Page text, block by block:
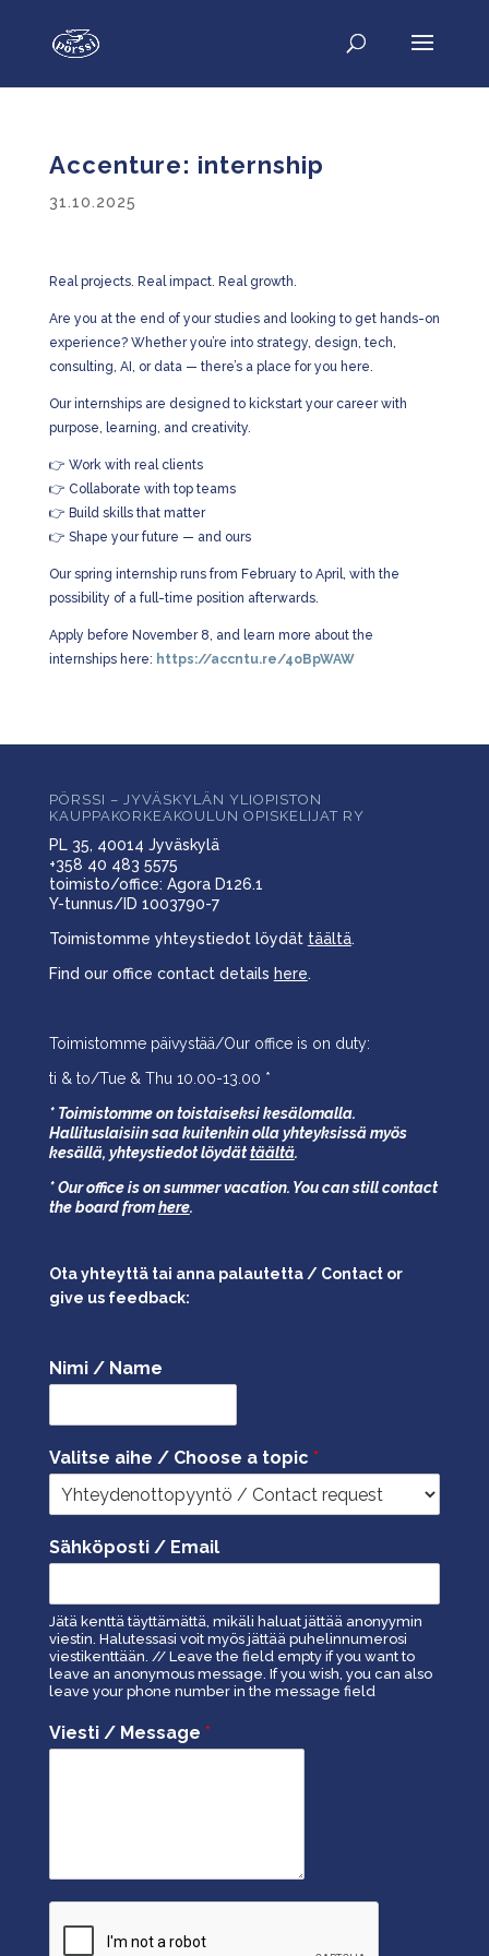
Accenture: internship
31.10.2025
Real projects. Real impact. Real growth.
Are you at the end of your studies and looking to get hands-on
experience? Whether you’re into strategy, design, tech,
consulting, AI, or data — there’s a place for you here.
Our internships are designed to kickstart your career with
purpose, learning, and creativity.
👉 Work with real clients
👉 Collaborate with top teams
👉 Build skills that matter
👉 Shape your future — and ours
Our spring internship runs from February to April, with the
possibility of a full-time position afterwards.
Apply before November 8, and learn more about the
internships here: https://accntu.re/4oBpWAW
PÖRSSI – JYVÄSKYLÄN YLIOPISTON
KAUPPAKORKEAKOULUN OPISKELIJAT RY
PL 35, 40014 Jyväskylä
+358 40 483 5575
toimisto/office: Agora D126.1
Y-tunnus/ID 1003790-7
Toimistomme yhteystiedot löydät täältä.
Find our office contact details here.
Toimistomme päivystää/Our office is on duty:
ti & to/Tue & Thu 10.00-13.00 *
* Toimistomme on toistaiseksi kesälomalla.
Hallituslaisiin saa kuitenkin olla yhteyksissä myös
kesällä, yhteystiedot löydättäältä.
* Our office is on summer vacation. You can still contact
the board fromhere.
Ota yhteyttä tai anna palautetta / Contact or
give us feedback:
Nimi / Name
Valitse aihe / Choose a topic *
Sähköposti / Email
Jätä kenttä täyttämättä, mikäli haluat jättää anonyymin
viestin. Halutessasi voit myös jättää puhelinnumerosi
viestikenttään. // Leave the field empty if you want to
leave an anonymous message. If you wish, you can also
leave your phone number in the message field
Viesti / Message *